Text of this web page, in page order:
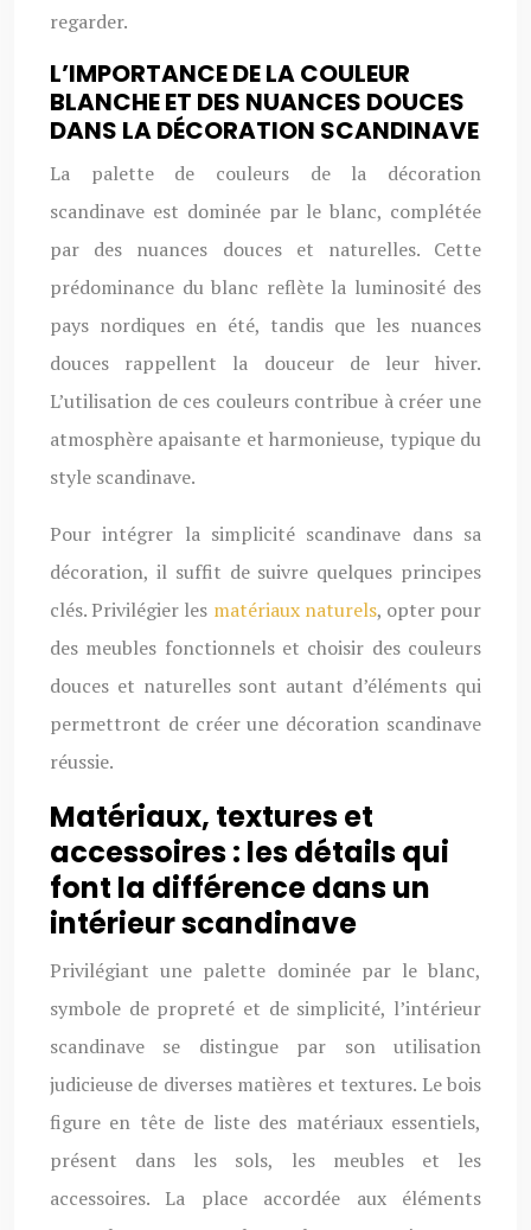
regarder.
L’IMPORTANCE DE LA COULEUR
BLANCHE ET DES NUANCES DOUCES
DANS LA DÉCORATION SCANDINAVE
La palette de couleurs de la décoration
scandinave est dominée par le blanc, complétée
par des nuances douces et naturelles. Cette
prédominance du blanc reflète la luminosité des
pays nordiques en été, tandis que les nuances
douces rappellent la douceur de leur hiver.
L’utilisation de ces couleurs contribue à créer une
atmosphère apaisante et harmonieuse, typique du
style scandinave.
Pour intégrer la simplicité scandinave dans sa
décoration, il suffit de suivre quelques principes
clés. Privilégier les matériaux naturels, opter pour
des meubles fonctionnels et choisir des couleurs
douces et naturelles sont autant d’éléments qui
permettront de créer une décoration scandinave
réussie.
Matériaux, textures et
accessoires : les détails qui
font la différence dans un
intérieur scandinave
Privilégiant une palette dominée par le blanc,
symbole de propreté et de simplicité, l’intérieur
scandinave se distingue par son utilisation
judicieuse de diverses matières et textures. Le bois
figure en tête de liste des matériaux essentiels,
présent dans les sols, les meubles et les
accessoires. La place accordée aux éléments